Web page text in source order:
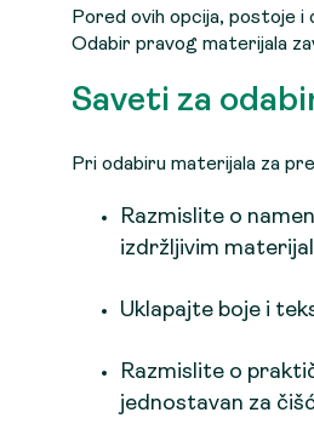
Pored ovih opcija, postoje
Odabir pravog materijala
Saveti za
Pri odabiru materijala za
Razmislite o
izdržljivim
Uklapajte boje i
Razmislite o
jednostavan za